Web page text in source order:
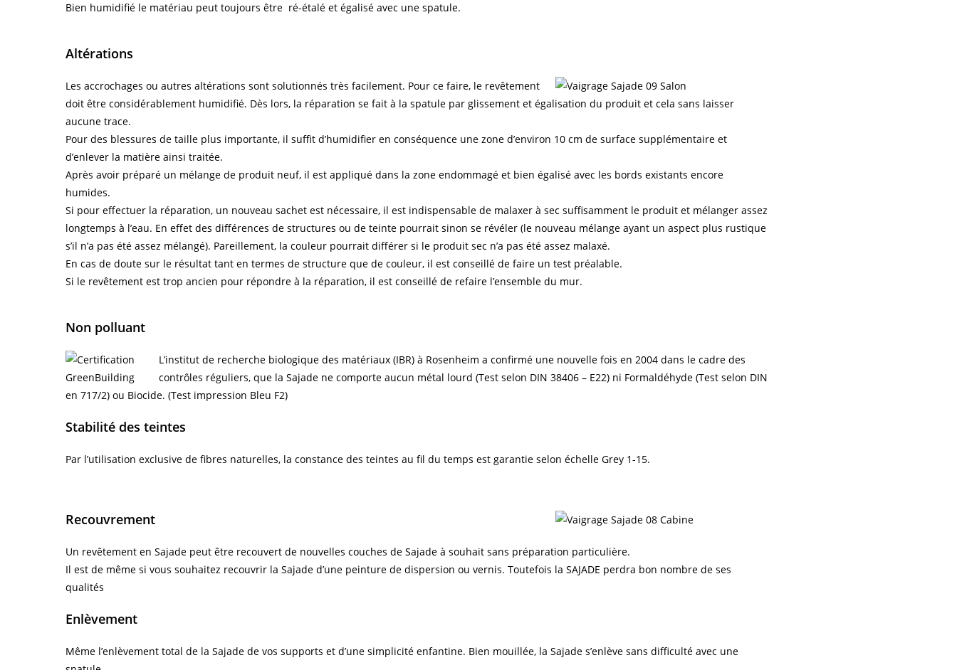
Bien humidifié le matériau peut toujours être ré-étalé et égalisé avec une spatule.
Altérations
Les accrochages ou autres altérations sont solutionnés très facilement. Pour ce faire, le revêtement
doit être considérablement humidifié. Dès lors, la réparation se fait à la spatule par glissement et égalisation du produit et cela sans laisser
aucune trace.
Pour des blessures de taille plus importante, il suffit d’humidifier en conséquence une zone d’environ 10 cm de surface supplémentaire et
d’enlever la matière ainsi traitée.
Après avoir préparé un mélange de produit neuf, il est appliqué dans la zone endommagé et bien égalisé avec les bords existants encore
humides.
Si pour effectuer la réparation, un nouveau sachet est nécessaire, il est indispensable de malaxer à sec suffisamment le produit et mélanger assez
longtemps à l’eau. En effet des différences de structures ou de teinte pourrait sinon se révéler (le nouveau mélange ayant un aspect plus rustique
s’il n’a pas été assez mélangé). Pareillement, la couleur pourrait différer si le produit sec n’a pas été assez malaxé.
En cas de doute sur le résultat tant en termes de structure que de couleur, il est conseillé de faire un test préalable.
Si le revêtement est trop ancien pour répondre à la réparation, il est conseillé de refaire l’ensemble du mur.
Non polluant
L’institut de recherche biologique des matériaux (IBR) à Rosenheim a confirmé une nouvelle fois en 2004 dans le cadre des
contrôles réguliers, que la Sajade ne comporte aucun métal lourd (Test selon DIN 38406 – E22) ni Formaldéhyde (Test selon DIN
en 717/2) ou Biocide. (Test impression Bleu F2)
Stabilité des teintes
Par l’utilisation exclusive de fibres naturelles, la constance des teintes au fil du temps est garantie selon échelle Grey 1-15.
Recouvrement
Un revêtement en Sajade peut être recouvert de nouvelles couches de Sajade à souhait sans préparation particulière.
Il est de même si vous souhaitez recouvrir la Sajade d’une peinture de dispersion ou vernis. Toutefois la SAJADE perdra bon nombre de ses
qualités
Enlèvement
Même l’enlèvement total de la Sajade de vos supports et d’une simplicité enfantine. Bien mouillée, la Sajade s’enlève sans difficulté avec une